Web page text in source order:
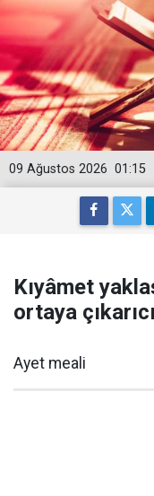
01:15
09 Ağustos 2026
Kıyâmet
ortaya
Ayet meali